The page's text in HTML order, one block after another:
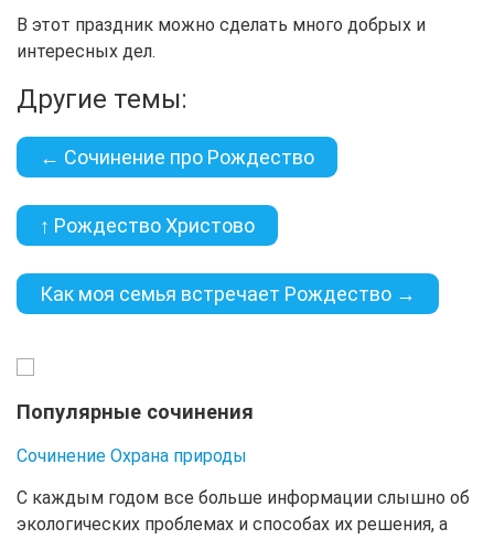
В этот праздник можно сделать много добрых и
интересных дел.
Другие темы:
← Сочинение про Рождество
↑ Рождество Христово
Как моя семья встречает Рождество →
Популярные сочинения
Сочинение Охрана природы
С каждым годом все больше информации слышно об
экологических проблемах и способах их решения, а